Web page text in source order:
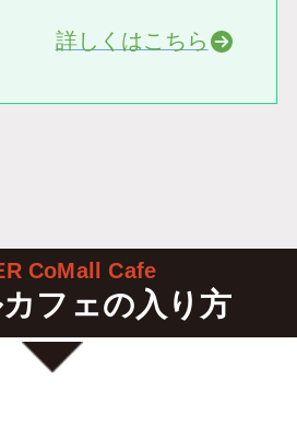
詳しくはこちら
CoMall Cafe
フェの入り方